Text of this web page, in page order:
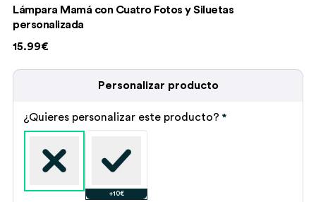
Valorado con
de 5 en
base a
8
valoraciones
de clientes
Lámpara Mamá con Cuatro Fotos y Siluetas
personalizada
15.99€
Personalizar producto
¿Quieres personalizar este producto? *
+10€